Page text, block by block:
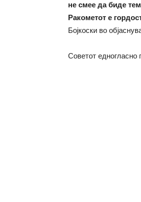
не смее да биде
Ракометот е
Бојкоски во
Советот едногласно